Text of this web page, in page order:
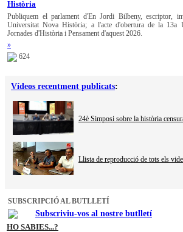
Història
Publiquem el parlament d'En Jordi Bilbeny, escriptor,
Universitat Nova Història; a l'acte d'obertura de la 13a
Jornades d'Història i Pensament d'aquest 2026.
»
624
Vídeos recentment publicats:
24è Simposi sobre la història
Llista de reproducció de tots els
SUBSCRIPCIÓ AL BUTLLETÍ
Subscriviu-vos al nostre butlletí
HO SABIES...?